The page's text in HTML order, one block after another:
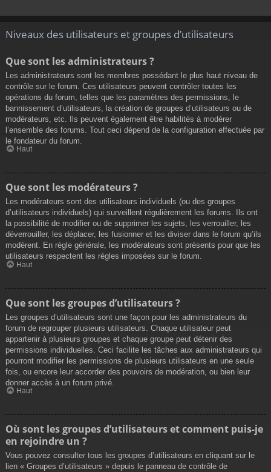
Niveaux des utilisateurs et groupes d’utilisateurs
Que sont les administrateurs ?
Les administrateurs sont les membres possédant le plus haut niveau de
contrôle sur le forum. Ces utilisateurs peuvent contrôler toutes les
opérations du forum, telles que les paramètres des permissions, le
bannissement d’utilisateurs, la création de groupes d’utilisateurs ou de
modérateurs, etc. Ils peuvent également être habilités à modérer
l’ensemble des forums. Tout ceci dépend de la configuration effectuée par
le fondateur du forum.
Haut
Que sont les modérateurs ?
Les modérateurs sont des utilisateurs individuels (ou des groupes
d’utilisateurs individuels) qui surveillent régulièrement les forums. Ils ont
la possibilité de modifier ou de supprimer les sujets, les verrouiller, les
déverrouiller, les déplacer, les fusionner et les diviser dans le forum qu’ils
modèrent. En règle générale, les modérateurs sont présents pour que les
utilisateurs respectent les règles imposées sur le forum.
Haut
Que sont les groupes d’utilisateurs ?
Les groupes d’utilisateurs sont une façon pour les administrateurs du
forum de regrouper plusieurs utilisateurs. Chaque utilisateur peut
appartenir à plusieurs groupes et chaque groupe peut détenir des
permissions individuelles. Ceci facilite les tâches aux administrateurs qui
pourront modifier les permissions de plusieurs utilisateurs en une seule
fois, ou encore leur accorder des pouvoirs de modération, ou bien leur
donner accès à un forum privé.
Haut
Où sont les groupes d’utilisateurs et comment puis-je
en rejoindre un ?
Vous pouvez consulter tous les groupes d’utilisateurs en cliquant sur le
lien « Groupes d’utilisateurs » depuis le panneau de contrôle de